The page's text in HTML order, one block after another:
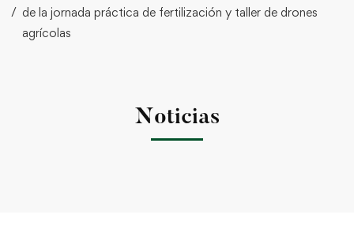
de la jornada práctica de fertilización y taller de drones
agrícolas
Noticias